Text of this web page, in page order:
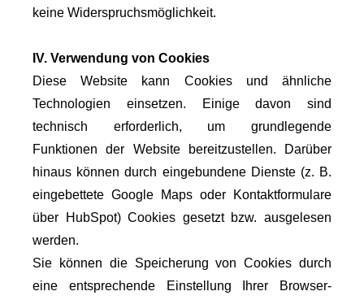
keine Widerspruchsmöglichkeit.
IV. Verwendung von Cookies
Diese Website kann Cookies und ähnliche
Technologien einsetzen. Einige davon sind
technisch erforderlich, um grundlegende
Funktionen der Website bereitzustellen. Darüber
hinaus können durch eingebundene Dienste (z. B.
eingebettete Google Maps oder Kontaktformulare
über HubSpot) Cookies gesetzt bzw. ausgelesen
werden.
Sie können die Speicherung von Cookies durch
eine entsprechende Einstellung Ihrer Browser-